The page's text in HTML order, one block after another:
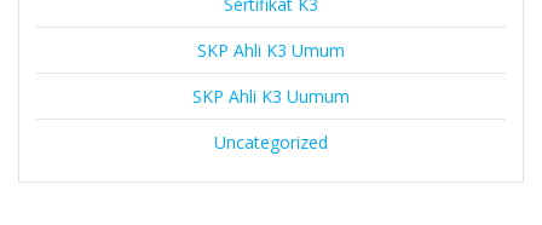
SKP Ahli K3 Umum
SKP Ahli K3 Uumum
Uncategorized